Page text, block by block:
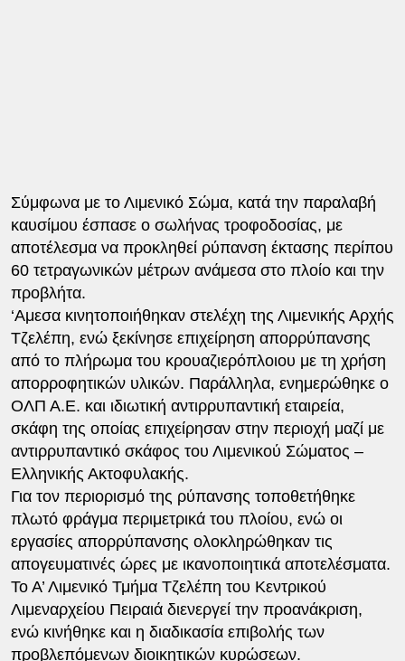
Σύμφωνα με το Λιμενικό Σώμα, κατά την παραλαβή
καυσίμου έσπασε ο σωλήνας τροφοδοσίας, με
αποτέλεσμα να προκληθεί ρύπανση έκτασης περίπου
60 τετραγωνικών μέτρων ανάμεσα στο πλοίο και την
προβλήτα.
‘Αμεσα κινητοποιήθηκαν στελέχη της Λιμενικής Αρχής
Τζελέπη, ενώ ξεκίνησε επιχείρηση απορρύπανσης
από το πλήρωμα του κρουαζιερόπλοιου με τη χρήση
απορροφητικών υλικών. Παράλληλα, ενημερώθηκε ο
ΟΛΠ Α.Ε. και ιδιωτική αντιρρυπαντική εταιρεία,
σκάφη της οποίας επιχείρησαν στην περιοχή μαζί με
αντιρρυπαντικό σκάφος του Λιμενικού Σώματος –
Ελληνικής Ακτοφυλακής.
Για τον περιορισμό της ρύπανσης τοποθετήθηκε
πλωτό φράγμα περιμετρικά του πλοίου, ενώ οι
εργασίες απορρύπανσης ολοκληρώθηκαν τις
απογευματινές ώρες με ικανοποιητικά αποτελέσματα.
Το Α’ Λιμενικό Τμήμα Τζελέπη του Κεντρικού
Λιμεναρχείου Πειραιά διενεργεί την προανάκριση,
ενώ κινήθηκε και η διαδικασία επιβολής των
προβλεπόμενων διοικητικών κυρώσεων.